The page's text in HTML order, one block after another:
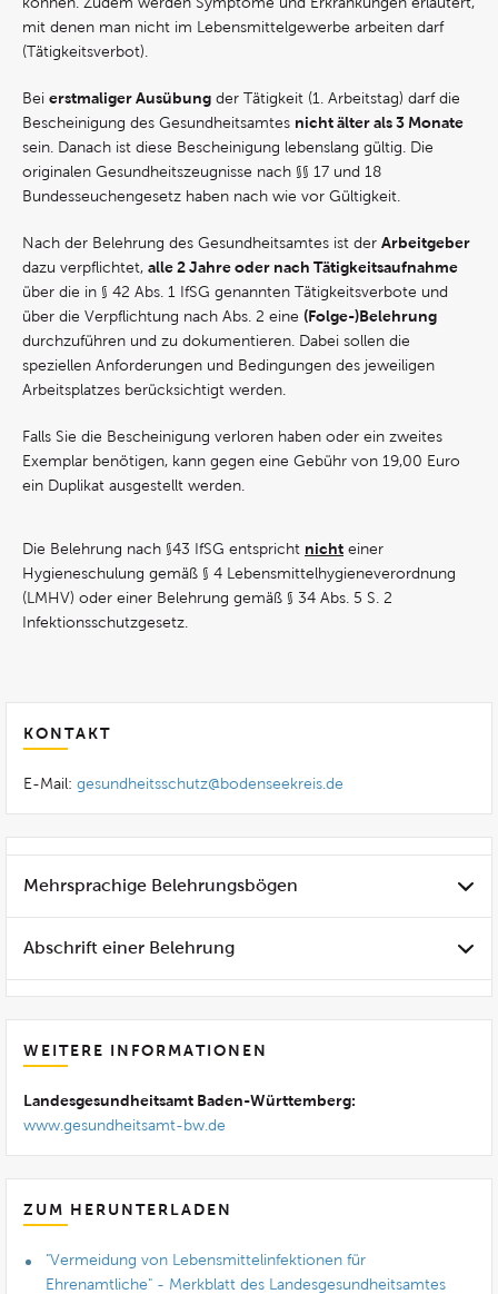
mit denen man nicht im Lebensmittelgewerbe arbeiten darf
(Tätigkeitsverbot).
Bei erstmaliger Ausübung der Tätigkeit (1. Arbeitstag) darf die
Bescheinigung des Gesundheitsamtes nicht älter als 3 Monate
sein. Danach ist diese Bescheinigung lebenslang gültig. Die
originalen Gesundheitszeugnisse nach §§ 17 und 18
Bundesseuchengesetz haben nach wie vor Gültigkeit.
Nach der Belehrung des Gesundheitsamtes ist der Arbeitgeber
dazu verpflichtet, alle 2 Jahre oder nach Tätigkeitsaufnahme
über die in § 42 Abs. 1 IfSG genannten Tätigkeitsverbote und
über die Verpflichtung nach Abs. 2 eine (Folge-)Belehrung
durchzuführen und zu dokumentieren. Dabei sollen die
speziellen Anforderungen und Bedingungen des jeweiligen
Arbeitsplatzes berücksichtigt werden.
Falls Sie die Bescheinigung verloren haben oder ein zweites
Exemplar benötigen, kann gegen eine Gebühr von 19,00 Euro
ein Duplikat ausgestellt werden.
Die Belehrung nach §43 IfSG entspricht nicht einer
Hygieneschulung gemäß § 4 Lebensmittelhygieneverordnung
(LMHV) oder einer Belehrung gemäß § 34 Abs. 5 S. 2
Infektionsschutzgesetz.
KONTAKT
E-Mail: gesundheitsschutz@bodenseekreis.de
Mehrsprachige Belehrungsbögen
Abschrift einer Belehrung
WEITERE INFORMATIONEN
Landesgesundheitsamt Baden-Württemberg:
www.gesundheitsamt-bw.de
ZUM HERUNTERLADEN
"Vermeidung von Lebensmittelinfektionen für
Ehrenamtliche" - Merkblatt des Landesgesundheitsamtes